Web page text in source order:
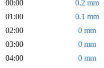
00:00
0.2 mm
01:00
0.1 mm
02:00
0 mm
03:00
0 mm
04:00
0 mm